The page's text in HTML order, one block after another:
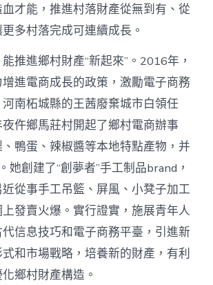
才能，推進村落財產從無到有、從
多村落完成可連續成長。
推進鄉村財產“新起來”。2016年，
進電商成長的政策，激勵電子商務
南柘城縣的王茜廢棄城市白領任
仵鄉馬莊村開起了鄉村電商辦事
鴨蛋、辣椒醬等本地特點產物，并
她創建了“創夢者”手工制品brand，
從事手工吊籃、屏風、小凳子加工
發賣火爆。實行證實，施展青年人
信息技巧和電子商務平臺，引進新
和市場戰略，培養新的財產，有利
鄉村財產構造。